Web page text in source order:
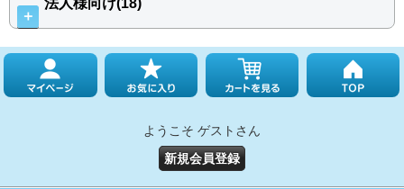
＋
ようこそ ゲストさん
新規会員登録